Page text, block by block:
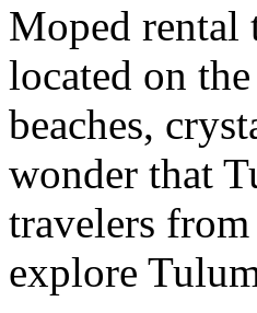
Moped rental
located on
beaches,
wonder that
travelers
explore